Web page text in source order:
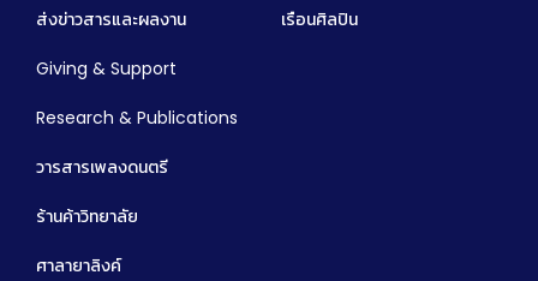
ส่งข่าวสารและผลงาน เรือนศิลปิน
Giving & Support
Research & Publications
วารสารเพลงดนตรี
ร้านค้าวิทยาลัย
ศาลายาลิงค์